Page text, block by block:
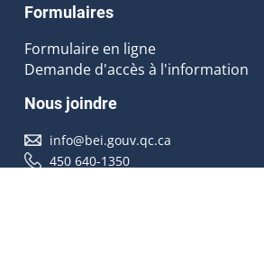
Formulaires
Formulaire en ligne
Demande d'accès à l'information
Nous joindre
info@bei.gouv.qc.ca
450 640-1350